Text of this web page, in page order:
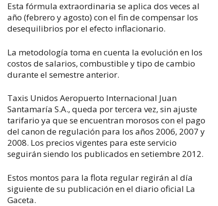
Esta fórmula extraordinaria se aplica dos veces al
año (febrero y agosto) con el fin de compensar los
desequilibrios por el efecto inflacionario.
La metodología toma en cuenta la evolución en los
costos de salarios, combustible y tipo de cambio
durante el semestre anterior.
Taxis Unidos Aeropuerto Internacional Juan
Santamaría S.A., queda por tercera vez, sin ajuste
tarifario ya que se encuentran morosos con el pago
del canon de regulación para los años 2006, 2007 y
2008. Los precios vigentes para este servicio
seguirán siendo los publicados en setiembre 2012.
Estos montos para la flota regular regirán al día
siguiente de su publicación en el diario oficial La
Gaceta.